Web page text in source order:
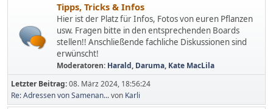
Tipps, Tricks & Infos
Hier ist der Platz für Infos, Fotos von euren Pflanzen
usw. Fragen bitte in den entsprechenden Boards
stellen!! Anschließende fachliche Diskussionen sind
erwünscht!
Moderatoren: Harald, Daruma, Kate MacLila
Letzter Beitrag:08. März 2024, 18:56:24
Re: Adressen von Samenan...von Karli